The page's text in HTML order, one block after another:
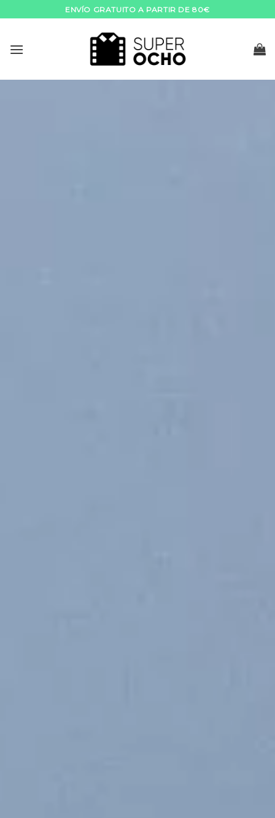
to
ENVÍO GRATUITO A PARTIR DE 80€